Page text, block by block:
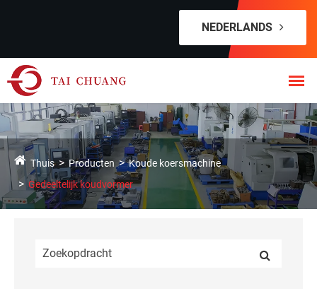
NEDERLANDS
Thuis Producten
Koude koersmachine
Gedeeltelijk koudvormer